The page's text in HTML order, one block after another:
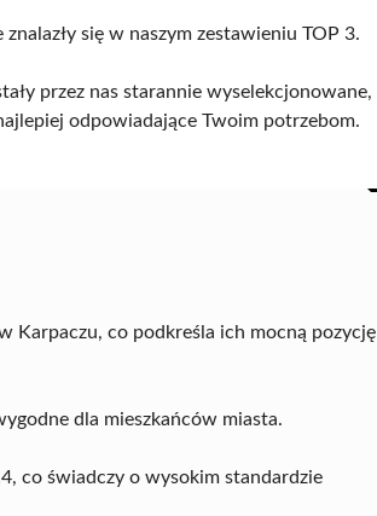
się w naszym zestawieniu TOP 3.
przez nas starannie wyselekcjonowane,
odpowiadające Twoim potrzebom.
Karpaczu, co podkreśla ich mocną pozycję
dla mieszkańców miasta.
co świadczy o wysokim standardzie